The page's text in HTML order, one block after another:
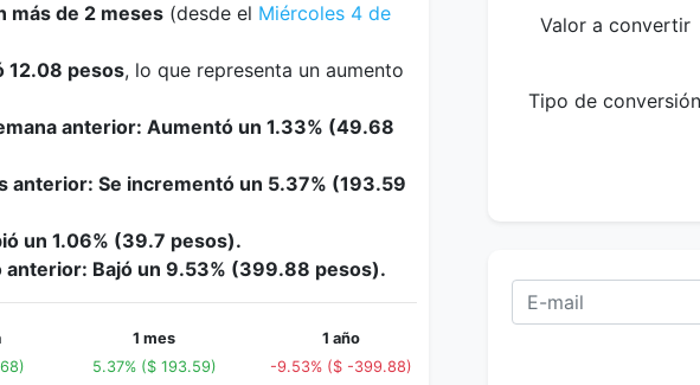
más de 2 meses (desde el Miércoles 4 de
12.08 pesos, lo que representa un aumento
anterior: Aumentó un 1.33% (49.68
anterior: Se incrementó un 5.37% (193.59
un 1.06% (39.7 pesos).
anterior: Bajó un 9.53% (399.88 pesos).
1 mes
5.37% ($ 193.59)
1 año
-9.53% ($ -399.88)
Valor a convertir
Tipo de conversión